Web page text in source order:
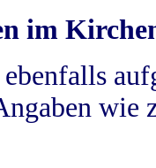
im
wie